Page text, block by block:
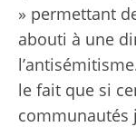
» permettant
abouti à une
le fait que si
communautés